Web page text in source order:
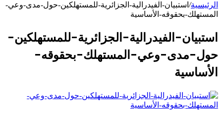
الرئيسية/ استبيان-الفيدرالية-الجزائرية-للمستهلكين-حول-مدى-وعي-
المستهلك-بحقوقه-الأساسية
استبيان-الفيدرالية-الجزائرية-للمستهلكين-
حول-مدى-وعي-المستهلك-بحقوقه-
الأساسية